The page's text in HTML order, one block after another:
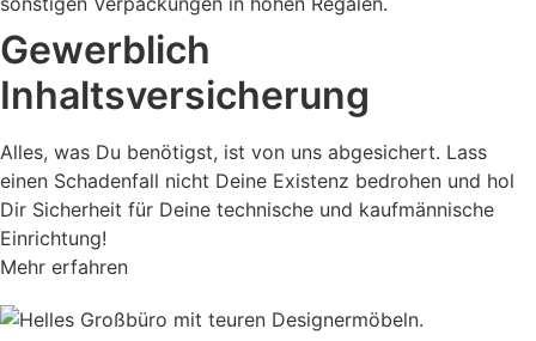
Gewerblich
Inhaltsversicherung
Alles, was Du benötigst, ist von uns abgesichert. Lass
einen Schadenfall nicht Deine Existenz bedrohen und hol
Dir Sicherheit für Deine technische und kaufmännische
Einrichtung!
Mehr erfahren